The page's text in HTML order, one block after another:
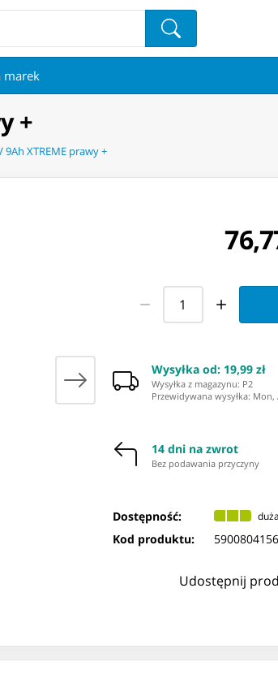
marek
+
XTREME prawy +
Wysyłka od: 19,99 zł
Wysyłka z magazynu: ⁨P2⁩
Przewidywana wysyłka: Mon,
14 dni na zwrot
Bez podawania przyczyny
Dostępność:
Kod produktu:
Udostępnij